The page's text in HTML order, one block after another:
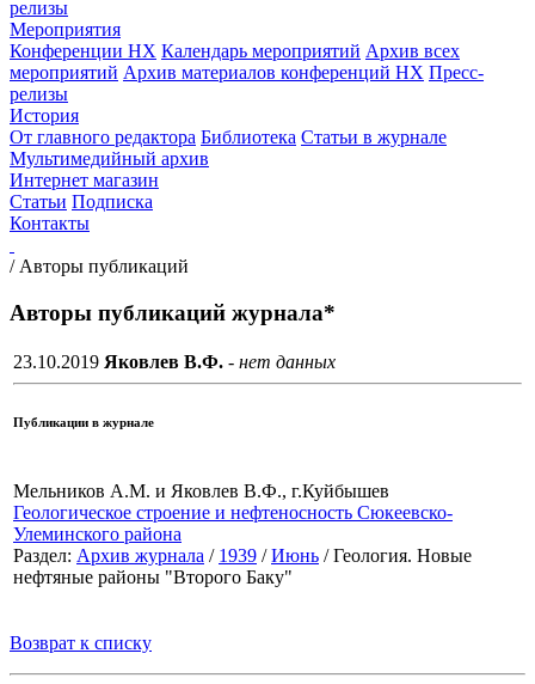
релизы
Мероприятия
Конференции НХ Календарь мероприятий Архив всех
мероприятий Архив материалов конференций НХ Пресс-
релизы
История
От главного редактора Библиотека Статьи в журнале
Мультимедийный архив
Интернет магазин
Статьи Подписка
Контакты
/ Авторы публикаций
Авторы публикаций журнала*
23.10.2019 Яковлев В.Ф. - нет данных
Публикации в журнале
Мельников А.М. и Яковлев В.Ф., г.Куйбышев
Геологическое строение и нефтеносность Сюкеевско-
Улеминского района
Раздел: Архив журнала / 1939 /Июнь / Геология. Новые
нефтяные районы "Второго Баку"
Возврат к списку